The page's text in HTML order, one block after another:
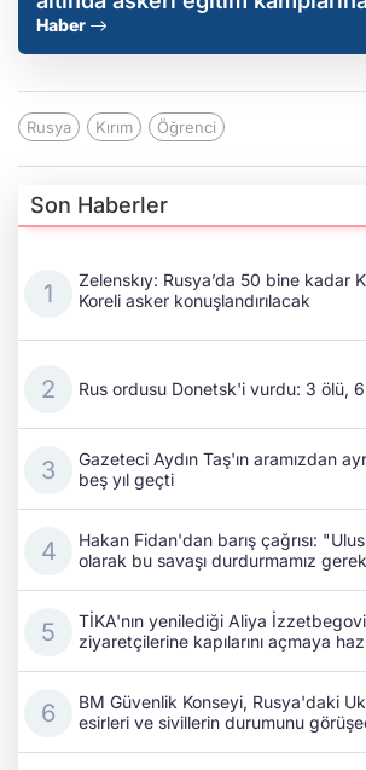
Haber
Rusya Kırım Öğrenci
Son Haberler
Zelenskıy: Rusya’da 50 bine kadar
Koreli asker konuşlandırılacak
Rus ordusu Donetsk'i vurdu: 3 ölü, 6
Gazeteci Aydın Taş'ın aramızdan
beş yıl geçti
Hakan Fidan'dan barış çağrısı:
olarak bu savaşı durdurmamız
TİKA'nın yenilediği Aliya
ziyaretçilerine kapılarını açmaya
BM Güvenlik Konseyi, Rusya'daki
esirleri ve sivillerin durumunu